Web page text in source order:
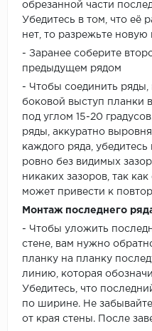
обрезанной части
Убедитесь в том, что её
нет, то разрежьте
- Заранее соберите
предыдущем рядом
- Чтобы соединить ряды,
боковой выступ планки
под углом 15-20
ряды, аккуратно
каждого ряда,
ровно без видимых
никаких зазоров, так
может привести к
Монтаж последнего
- Чтобы уложить
стене, вам нужно
планку на планку
линию, которая
Убедитесь, что
по ширине. Не
от края стены. После